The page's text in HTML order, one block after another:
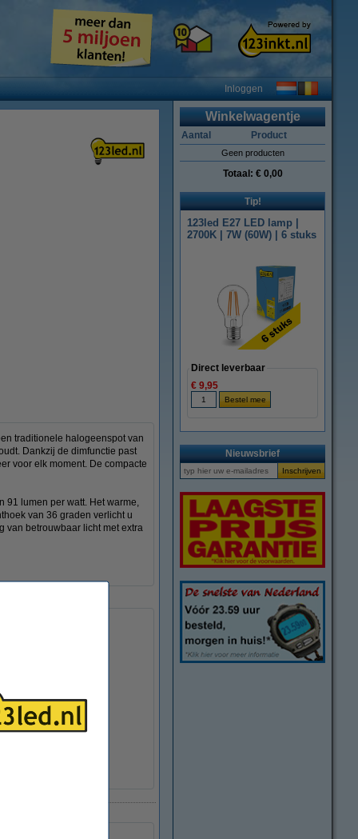
Inloggen
traditionele halogeenspot van
Dankzij de dimfunctie past
voor elk moment. De compacte
91 lumen per watt. Het warme,
van 36 graden verlicht u
van betrouwbaar licht met extra
Winkelwagentje
Aantal Product
Geen producten
Totaal: € 0,00
Tip!
123led E27 LED lamp |
2700K | 7W (60W) | 6 stuks
Direct leverbaar
€ 9,95
Nieuwsbrief